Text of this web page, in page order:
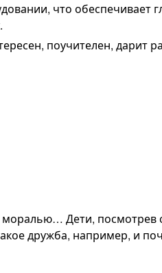
что обеспечивает
поучителен, дарит
Дети, посмотрев
дружба, например, и